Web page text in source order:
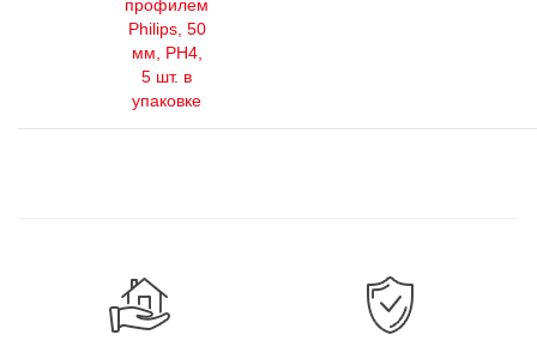
профилем
Philips, 50
мм, РН4,
5 шт. в
упаковке